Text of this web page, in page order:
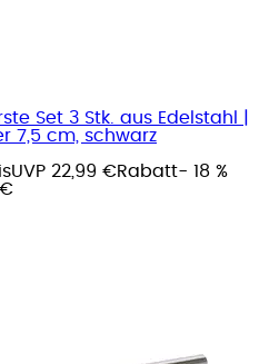
Set 3 Stk. aus Edelstahl |
7,5 cm, schwarz
UVP 22,99 €Rabatt- 18 %
€